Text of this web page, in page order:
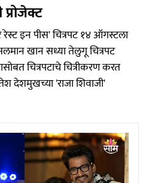
इन पीस' चित्रपट १४ ऑगस्टला
खान सध्या तेलुगू चित्रपट
चित्रपटाचे चित्रीकरण करत
देशमुखच्या 'राजा शिवाजी'